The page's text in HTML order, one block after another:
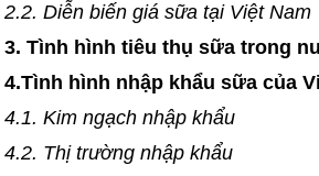
2.2. Diễn biến giá sữa tại Việt Nam
3. Tình hình tiêu thụ sữa trong
4.Tình hình nhập khẩu sữa của
4.1. Kim ngạch nhập khẩu
4.2. Thị trường nhập khẩu